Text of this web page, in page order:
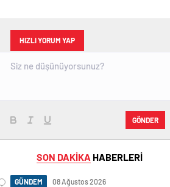
HIZLI YORUM YAP
GÖNDER
SON DAKİKA HABERLERİ
GÜNDEM 08 Ağustos 2026